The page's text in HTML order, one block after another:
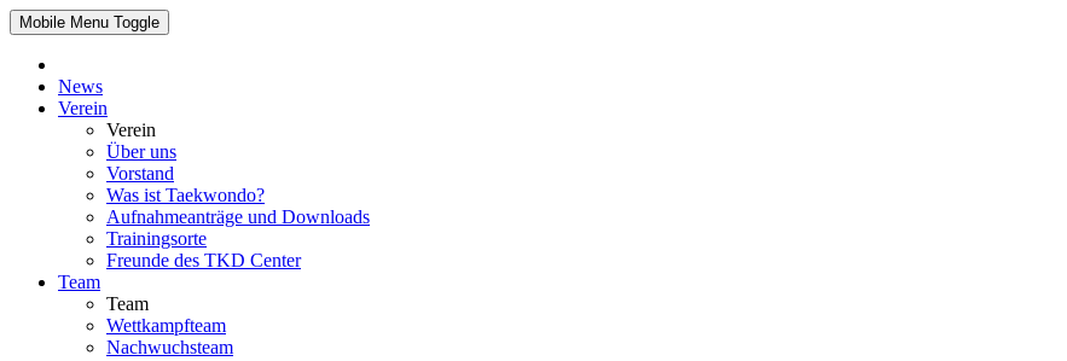
Mobile Menu Toggle
News
Verein
Verein
Über uns
Vorstand
Was ist Taekwondo?
Aufnahmeanträge und Downloads
Trainingsorte
Freunde des TKD Center
Team
Team
Wettkampfteam
Nachwuchsteam